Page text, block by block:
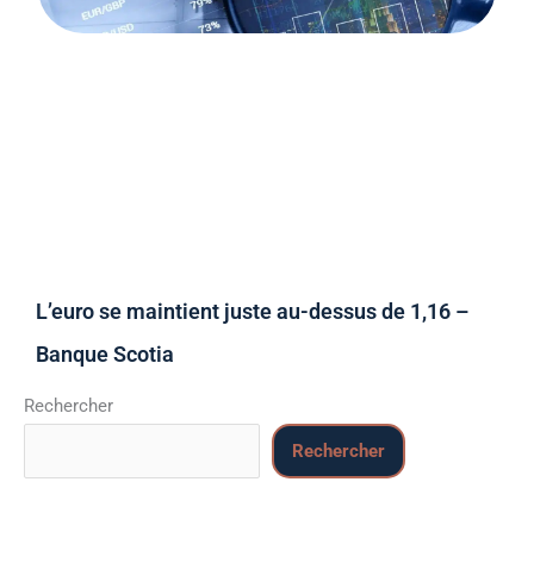
L’euro se maintient juste au-dessus de 1,16 –
Banque Scotia
Rechercher
Rechercher